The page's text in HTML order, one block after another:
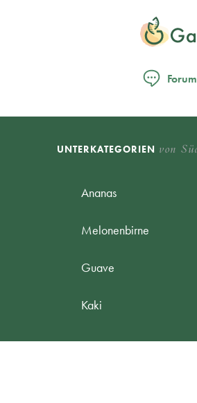
Forum
UNTERKATEGORIEN von
Ananas
Melonenbirne
Guave
Kaki